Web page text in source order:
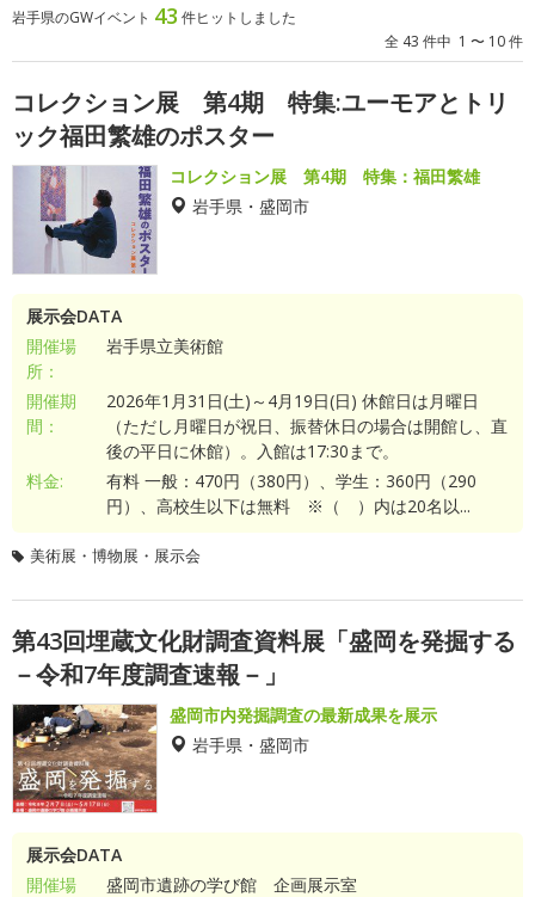
岩手県のGWイベント 43 件ヒットしました
全 43 件中 1 〜 10 件
コレクション展 第4期 特集:ユーモアとトリ
ック福田繁雄のポスター
コレクション展 第4期 特集：福田繁雄
岩手県・盛岡市
展示会DATA
開催場
所：
岩手県立美術館
開催期
間：
2026年1月31日(土)～4月19日(日) 休館日は月曜日
（ただし月曜日が祝日、振替休日の場合は開館し、直
後の平日に休館）。入館は17:30まで。
料金:
有料 一般：470円（380円）、学生：360円（290
円）、高校生以下は無料 ※（ ）内は20名以...
美術展・博物展・展示会
第43回埋蔵文化財調査資料展「盛岡を発掘する
－令和7年度調査速報－」
盛岡市内発掘調査の最新成果を展示
岩手県・盛岡市
展示会DATA
開催場
盛岡市遺跡の学び館 企画展示室